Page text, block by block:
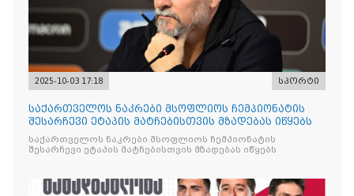
2025-10-03 17:18 სპორტი
საქართველოს ნაკრები მსოფლიოს ჩემპიონატის
შესარჩევი ეტაპის მატჩებისთვის მზადებას იწყებს
საქართველოს ნაკრები მსოფლიოს ჩემპიონატის
შესარჩევი ეტაპის მატჩებისთვის მზადებას იწყებს